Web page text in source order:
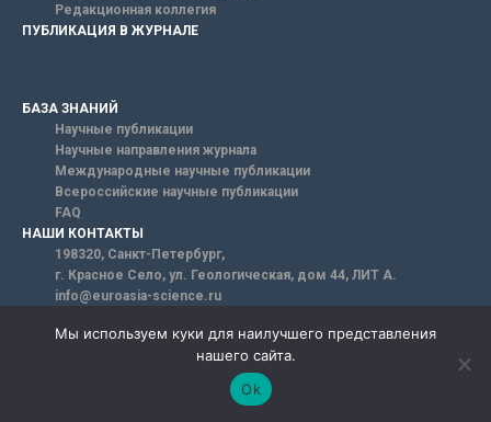
Редакционная коллегия
ПУБЛИКАЦИЯ В ЖУРНАЛЕ
БАЗА ЗНАНИЙ
Научные публикации
Научные направления журнала
Международные научные публикации
Всероссийские научные публикации
FAQ
НАШИ КОНТАКТЫ
198320, Санкт-Петербург,
г. Красное Село, ул. Геологическая, дом 44, ЛИТ А.
info@euroasia-science.ru
Email*
Мы используем куки для наилучшего представления
нашего сайта.
Ok